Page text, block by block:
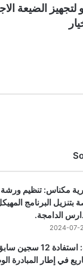
الضيعة
مكناس: تنظيم
الدامجة.
2024-07-
تازة: استفادة 12
في إطار المبادرة